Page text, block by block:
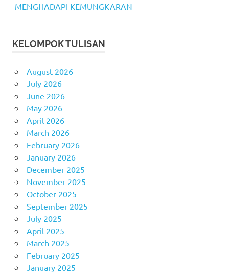
MENGHADAPI KEMUNGKARAN
KELOMPOK TULISAN
August 2026
July 2026
June 2026
May 2026
April 2026
March 2026
February 2026
January 2026
December 2025
November 2025
October 2025
September 2025
July 2025
April 2025
March 2025
February 2025
January 2025